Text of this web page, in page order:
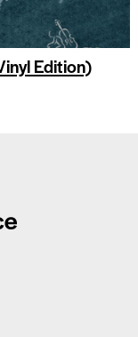
Edition)